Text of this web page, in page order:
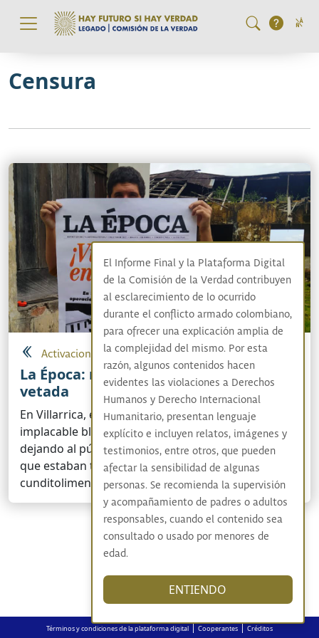
Pasar al contenido principal
Censura
Activaciones artísticas y culturales
La Época: reportajes de una historia
vetada
En Villarrica, en 1954 un régimen de censura
implacable bloqueó las noticias de la guerra,
dejando al público a ciegas sobre los graves hechos
que estaban teniendo lugar en el Sumapaz
cunditolimense.
Términos y condiciones de la plataforma digital|Cooperantes|Créditos
El Informe Final y la Plataforma Digital
de la Comisión de la Verdad contribuyen
al esclarecimiento de lo ocurrido
durante el conflicto armado colombiano,
para ofrecer una explicación amplia de
la complejidad del mismo. Por esta
razón, algunos contenidos hacen
evidentes las violaciones a Derechos
Humanos y Derecho Internacional
Humanitario, presentan lenguaje
explícito e incluyen relatos, imágenes y
testimonios, entre otros, que pueden
afectar la sensibilidad de algunas
personas. Se recomienda la supervisión
y acompañamiento de padres o adultos
responsables, cuando el contenido sea
consultado o usado por menores de
edad.
ENTIENDO